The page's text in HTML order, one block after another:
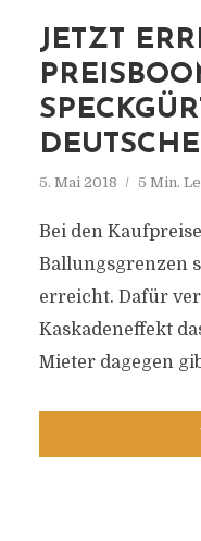
JETZT
5. Mai 2018 5 Min.
Bei den
Ballungsgrenzen
erreicht. Dafür
Kaskadeneffekt
Mieter dagegen